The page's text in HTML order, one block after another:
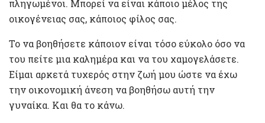
πληγωμένοι. Μπορεί να είναι κάποιο μέλος της
οικογένειας σας, κάποιος φίλος σας.
Το να βοηθήσετε κάποιον είναι τόσο εύκολο όσο να
του πείτε μια καλημέρα και να του χαμογελάσετε.
Είμαι αρκετά τυχερός στην ζωή μου ώστε να έχω
την οικονομική άνεση να βοηθήσω αυτή την
γυναίκα. Και θα το κάνω.